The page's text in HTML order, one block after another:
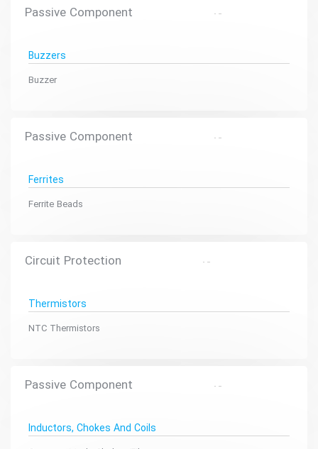
Passive Component
Buzzers
Buzzer
Passive Component
Ferrites
Ferrite Beads
Circuit Protection
Thermistors
NTC Thermistors
Passive Component
Inductors, Chokes And Coils